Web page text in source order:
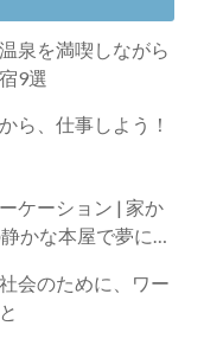
泉を満喫しながら
9選
ら、仕事しよう！
ケーション | 家か
かな本屋で夢に近
会のために、ワー